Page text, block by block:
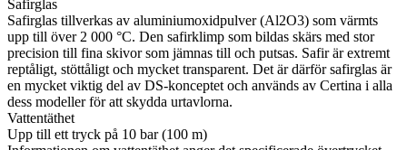
Safirglas
Safirglas tillverkas av aluminiumoxidpulver (Al2O3) som värmts
upp till över 2 000 °C. Den safirklimp som bildas skärs med stor
precision till fina skivor som jämnas till och putsas. Safir är extremt
reptåligt, stöttåligt och mycket transparent. Det är därför safirglas är
en mycket viktig del av DS-konceptet och används av Certina i alla
dess modeller för att skydda urtavlorna.
Vattentäthet
Upp till ett tryck på 10 bar (100 m)